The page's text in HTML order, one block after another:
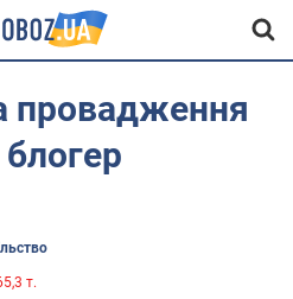
провадження
т.